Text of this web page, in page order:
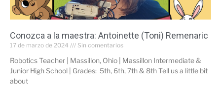
Conozca a la maestra: Antoinette (Toni) Remenaric
17 de marzo de 2024 Sin comentarios
Robotics Teacher | Massillon, Ohio | Massillon Intermediate &
Junior High School | Grades: 5th, 6th, 7th & 8th Tell us a little bit
about